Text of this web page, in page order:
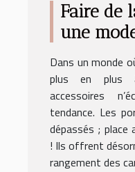
Faire de
une
cartes
Lezran
Dans un monde
plus en plus
accessoires
tendance. Les
dépassés ;
! Ils offrent
rangement des